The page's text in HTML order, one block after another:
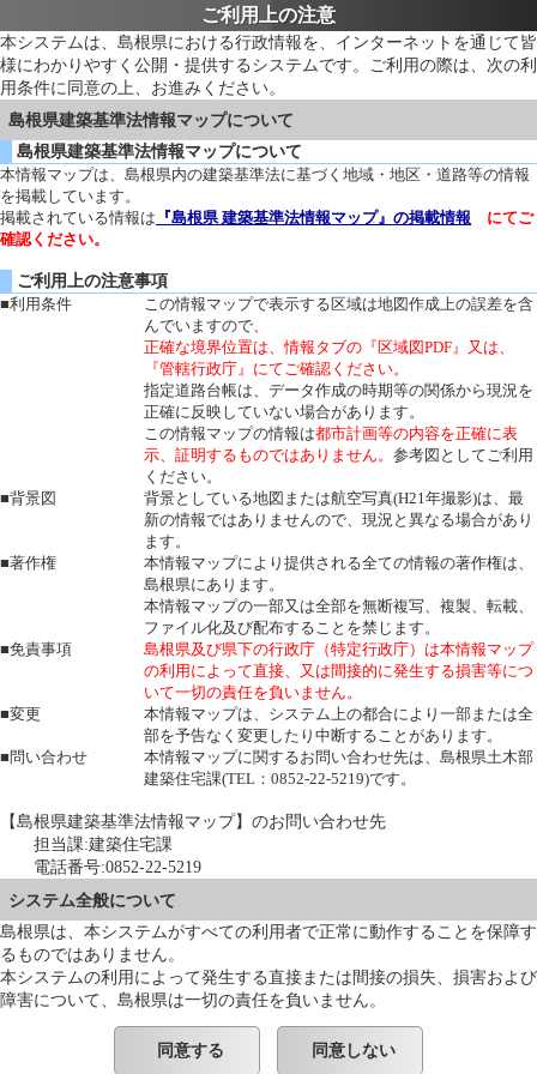
ご利用上の注意
本システムは、島根県における行政情報を、インターネットを通じて皆
様にわかりやすく公開・提供するシステムです。ご利用の際は、次の利
用条件に同意の上、お進みください。
島根県建築基準法情報マップについて
島根県建築基準法情報マップについて
本情報マップは、島根県内の建築基準法に基づく地域・地区・道路等の情報
を掲載しています。
掲載されている情報は 『島根県 建築基準法情報マップ』の掲載情報 にてご
確認ください。
ご利用上の注意事項
■利用条件
この情報マップで表示する区域は地図作成上の誤差を含
んでいますので、
正確な境界位置は、情報タブの『区域図PDF』又は、
『管轄行政庁』にてご確認ください。
指定道路台帳は、データ作成の時期等の関係から現況を
正確に反映していない場合があります。
この情報マップの情報は都市計画等の内容を正確に表
示、証明するものではありません。 参考図としてご利用
ください。
■背景図
背景としている地図または航空写真(H21年撮影)は、最
新の情報ではありませんので、現況と異なる場合があり
ます。
■著作権
本情報マップにより提供される全ての情報の著作権は、
島根県にあります。
本情報マップの一部又は全部を無断複写、複製、転載、
ファイル化及び配布することを禁じます。
■免責事項
島根県及び県下の行政庁（特定行政庁）は本情報マップ
の利用によって直接、又は間接的に発生する損害等につ
いて一切の責任を負いません。
■変更
本情報マップは、システム上の都合により一部または全
部を予告なく変更したり中断することがあります。
■問い合わせ
本情報マップに関するお問い合わせ先は、島根県土木部
建築住宅課(TEL：0852-22-5219)です。
【島根県建築基準法情報マップ】のお問い合わせ先
担当課:建築住宅課
電話番号:0852-22-5219
システム全般について
島根県は、本システムがすべての利用者で正常に動作することを保障す
るものではありません。
本システムの利用によって発生する直接または間接の損失、損害および
障害について、島根県は一切の責任を負いません。
同意する 同意しない